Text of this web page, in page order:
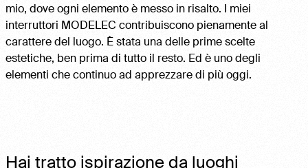
mio, dove ogni elemento è messo in risalto. I miei
interruttori MODELEC contribuiscono pienamente al
carattere del luogo. È stata una delle prime scelte
estetiche, ben prima di tutto il resto. Ed è uno degli
elementi che continuo ad apprezzare di più oggi.
Hai tratto ispirazione da luoghi